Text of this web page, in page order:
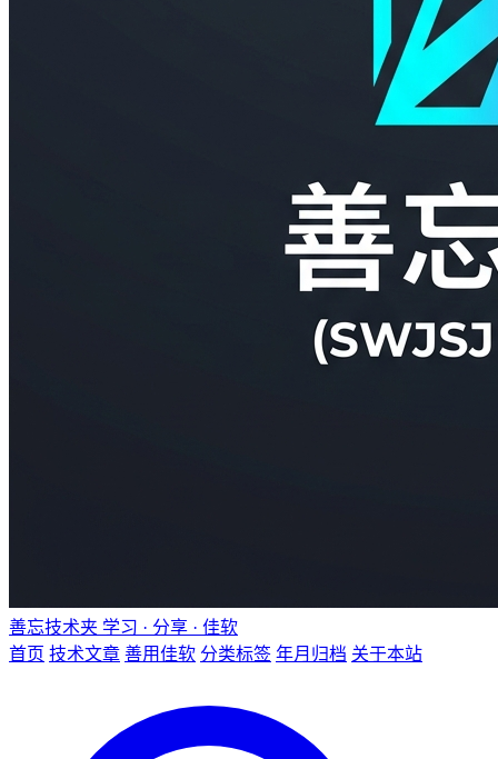
善忘技术夹 学习 · 分享 · 佳软
首页 技术文章 善用佳软 分类标签 年月归档 关于本站